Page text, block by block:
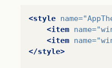
<style name=
<item name=
<item name=
</style>